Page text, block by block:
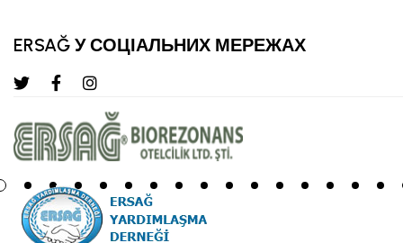
ERSAĞ У СОЦІАЛЬНИХ МЕРЕЖАХ